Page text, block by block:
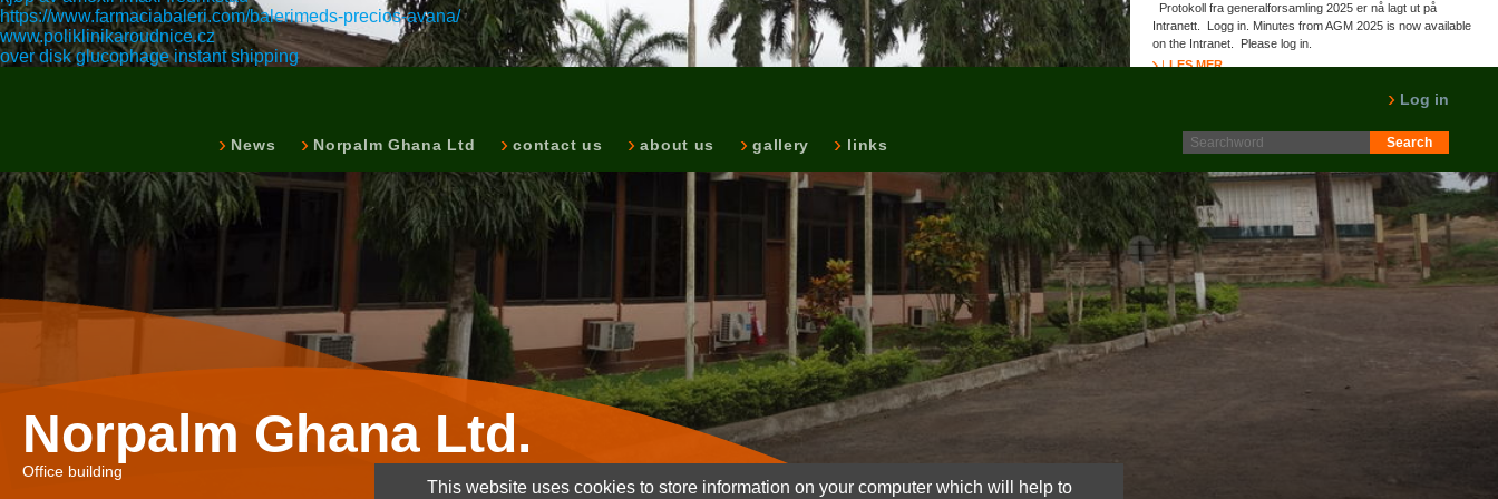
https://www.farmaciabaleri.com/balerimeds-precios-avana/
www.poliklinikaroudnice.cz
over disk glucophage instant shipping
News Norpalm Ghana Ltd contact us about us gallery links
Log in
Protokoll fra generalforsamling 2025 er nå lagt ut på
Intranett. Logg in. Minutes from AGM 2025 is now available
on the Intranet. Please log in.
LES MER
Norpalm Ghana Ltd.
Office building
This website uses cookies to store information on your computer which will help to